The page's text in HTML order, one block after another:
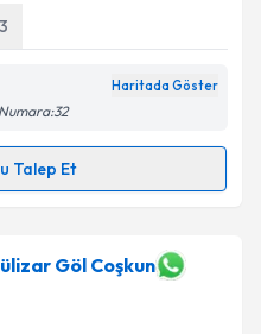
3
Haritada Göster
Talep Et
için randevu takvimi talebi
randevu almanız için bir
ile bilgilendireceğiz.
Göl Coşkun